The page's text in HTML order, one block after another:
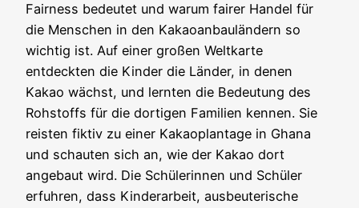
Fairness bedeutet und warum fairer Handel für
die Menschen in den Kakaoanbauländern so
wichtig ist. Auf einer großen Weltkarte
entdeckten die Kinder die Länder, in denen
Kakao wächst, und lernten die Bedeutung des
Rohstoffs für die dortigen Familien kennen. Sie
reisten fiktiv zu einer Kakaoplantage in Ghana
und schauten sich an, wie der Kakao dort
angebaut wird. Die Schülerinnen und Schüler
erfuhren, dass Kinderarbeit, ausbeuterische